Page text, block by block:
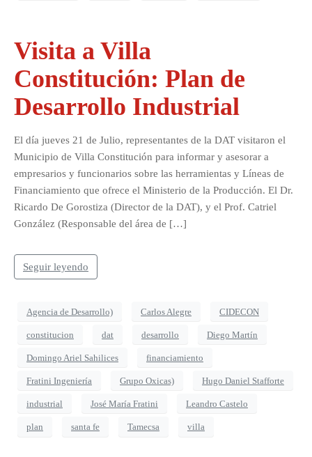
Visita a Villa
Constitución: Plan de
Desarrollo Industrial
El día jueves 21 de Julio, representantes de la DAT visitaron el
Municipio de Villa Constitución para informar y asesorar a
empresarios y funcionarios sobre las herramientas y Líneas de
Financiamiento que ofrece el Ministerio de la Producción. El Dr.
Ricardo De Gorostiza (Director de la DAT), y el Prof. Catriel
González (Responsable del área de […]
Seguir leyendo
Agencia de Desarrollo) Carlos Alegre CIDECON
constitucion dat desarrollo Diego Martín
Domingo Ariel Sahilices financiamiento
Fratini Ingeniería Grupo Oxicas) Hugo Daniel Stafforte
industrial José María Fratini Leandro Castelo
plan santa fe Tamecsa villa